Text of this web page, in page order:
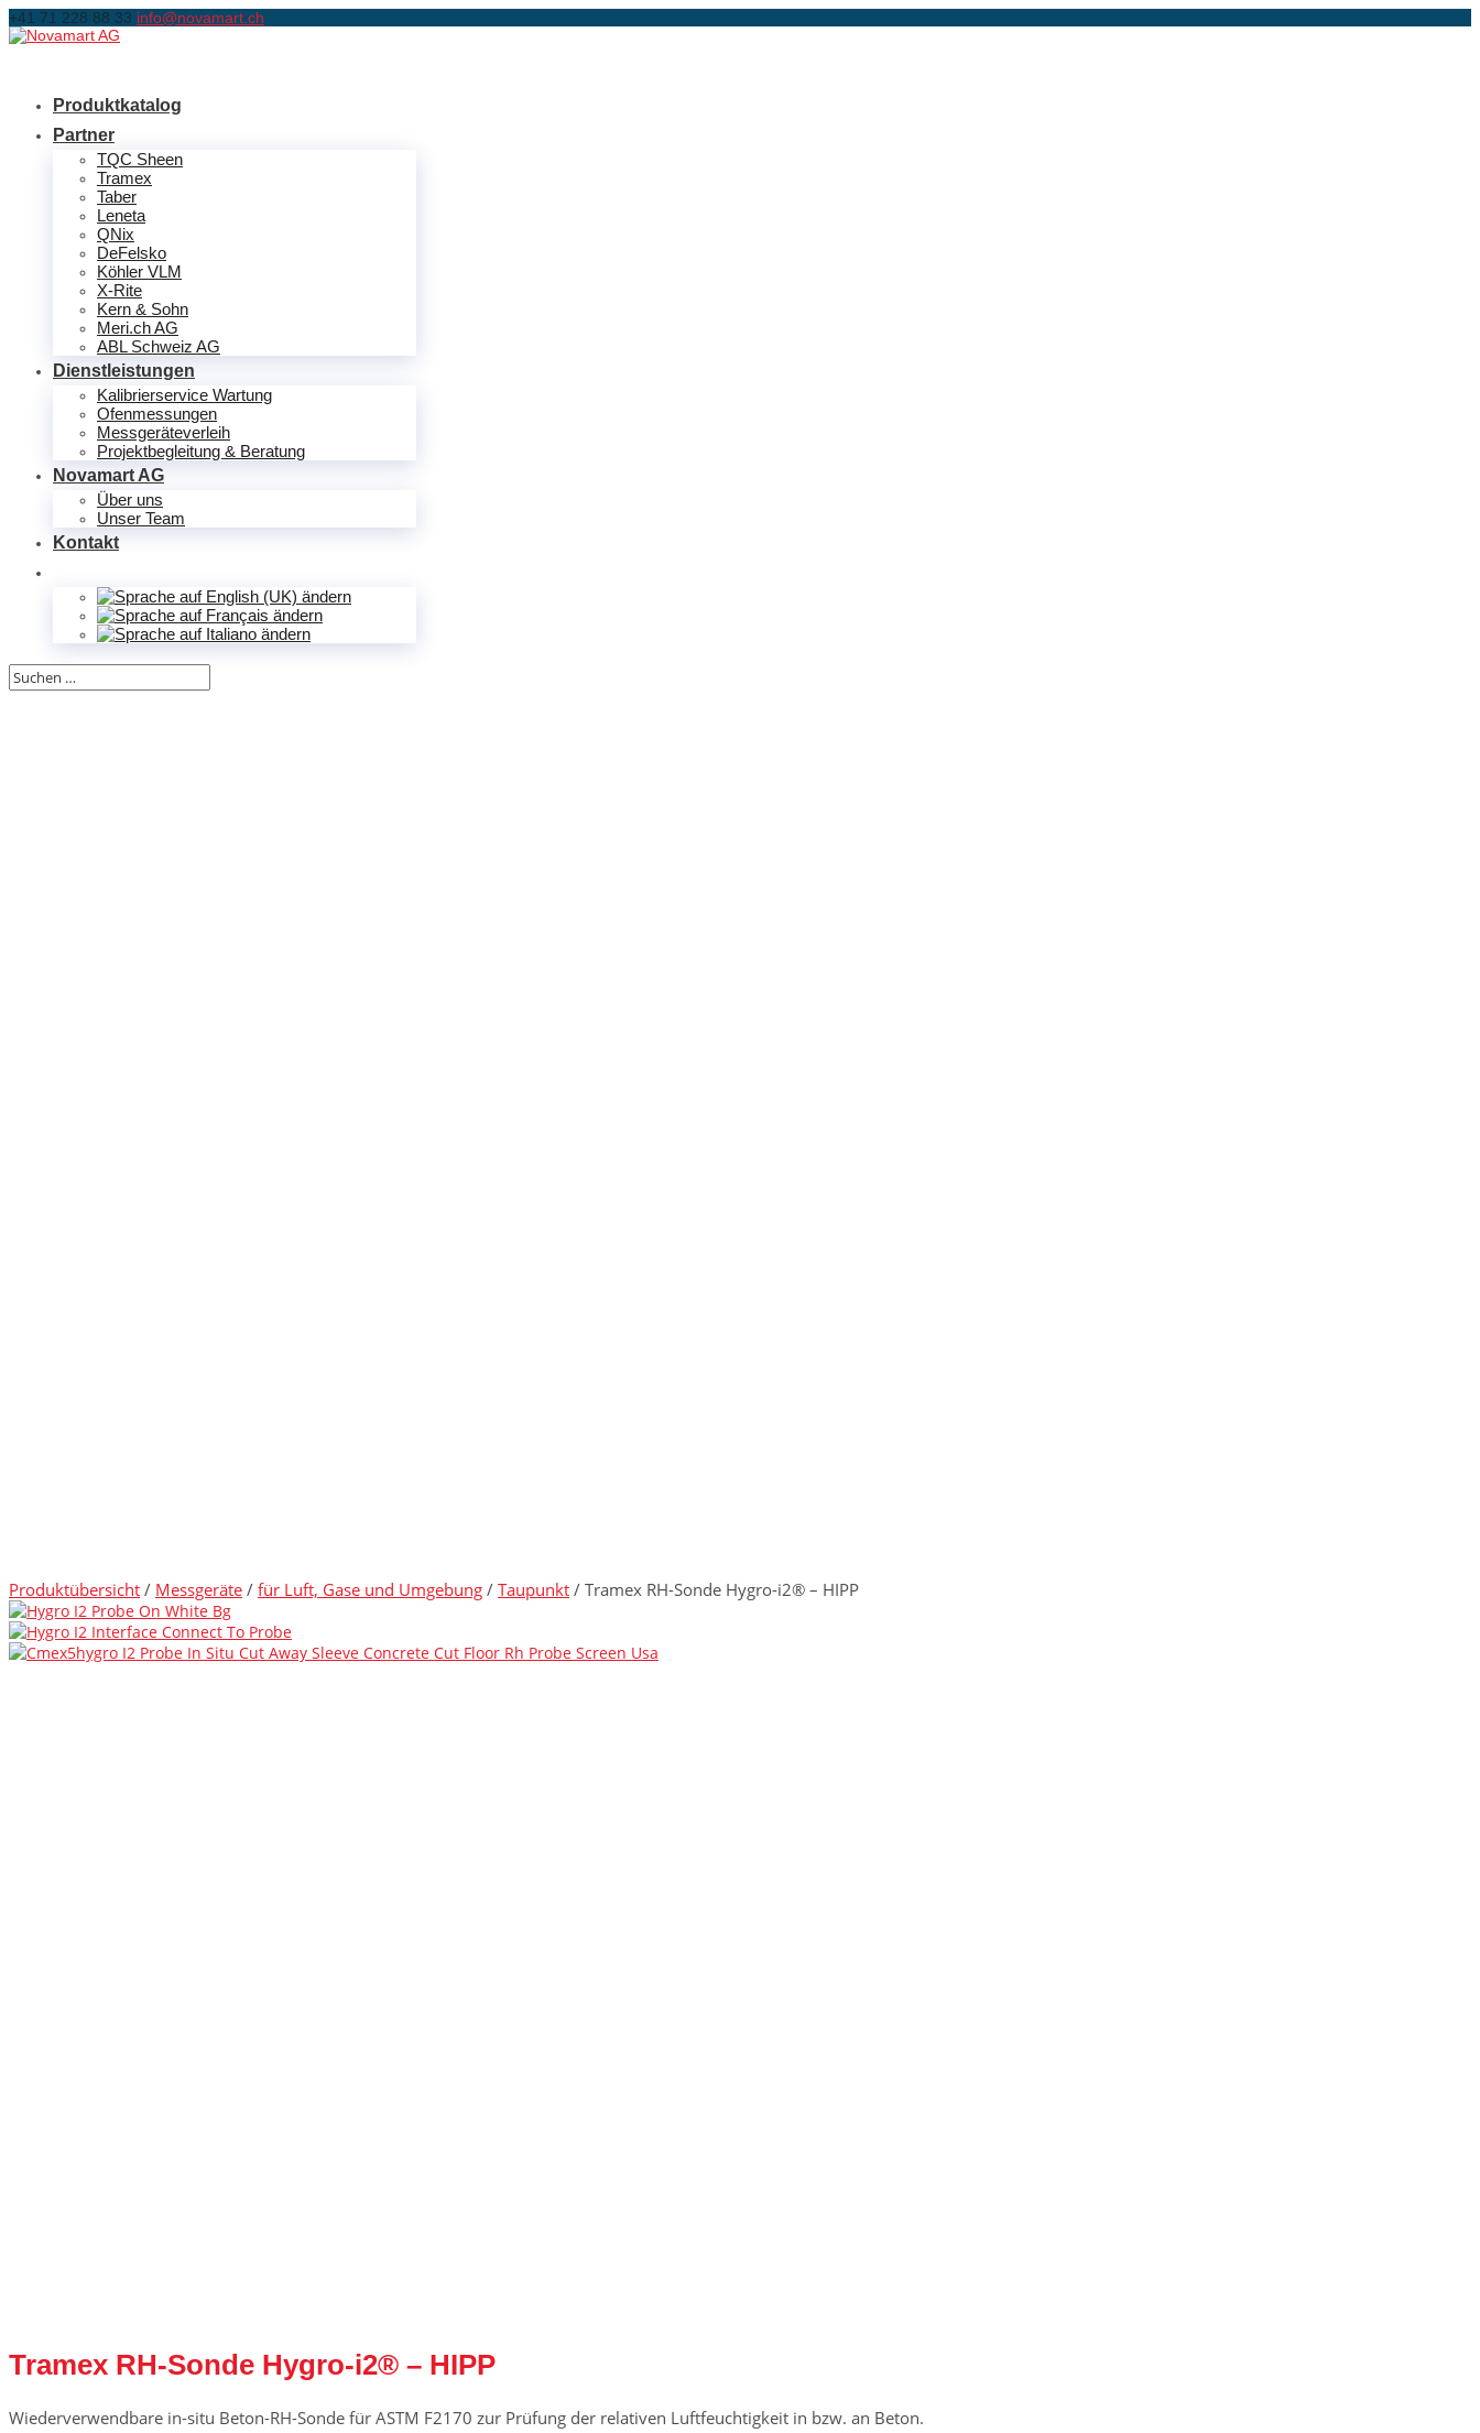
+41 71 228 88 33 info@novamart.ch
Produktkatalog
Partner
TQC Sheen
Tramex
Taber
Leneta
QNix
DeFelsko
Köhler VLM
X-Rite
Kern & Sohn
Meri.ch AG
ABL Schweiz AG
Dienstleistungen
Kalibrierservice Wartung
Ofenmessungen
Messgeräteverleih
Projektbegleitung & Beratung
Novamart AG
Über uns
Unser Team
Kontakt
Produktübersicht / Messgeräte / für Luft, Gase und Umgebung / Taupunkt / Tramex RH-Sonde Hygro-i2® – HIPP
Tramex RH-Sonde Hygro-i2® – HIPP
Wiederverwendbare in-situ Beton-RH-Sonde für ASTM F2170 zur Prüfung der relativen Luftfeuchtigkeit in bzw. an Beton.